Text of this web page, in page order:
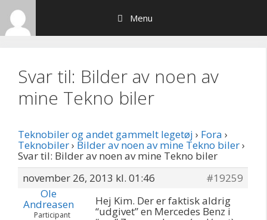
Hop
indhold
Menu
Svar til: Bilder av noen av
mine Tekno biler
Teknobiler og andet gammelt legetøj › Fora ›
Teknobiler› Bilder av noen av mine Tekno biler›
Svar til: Bilder av noen av mine Tekno biler
november 26, 2013 kl. 01:46
#19259
Ole
Andreasen
Participant
Hej Kim. Der er faktisk aldrig
“udgivet” en Mercedes Benz i